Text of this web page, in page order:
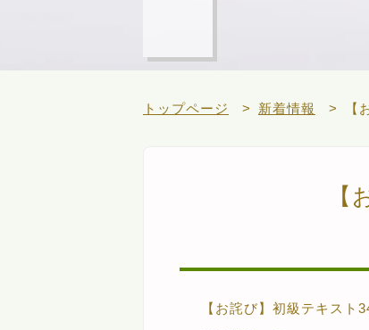
トップページ 新着情報 【
【お詫び】初級テキスト